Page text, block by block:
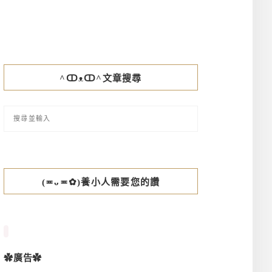
^ↀᴥↀ^文章搜尋
(≖ᴗ≖✿)養小人需要您的讚
✿廣告✿